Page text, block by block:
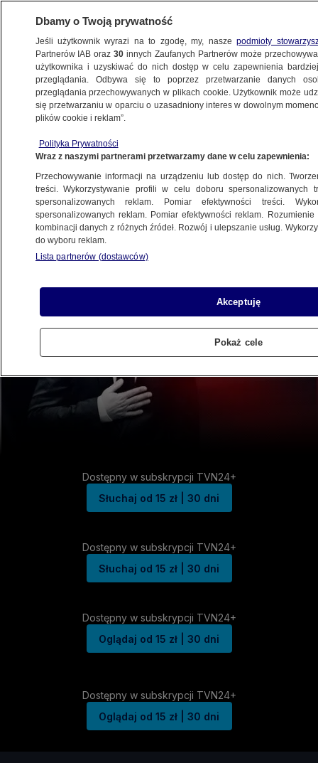
Dostępny w subskrypcji TVN24+
Słuchaj od 15 zł | 30 dni
Dostępny w subskrypcji TVN24+
Słuchaj od 15 zł | 30 dni
Dostępny w subskrypcji TVN24+
Oglądaj od 15 zł | 30 dni
Dostępny w subskrypcji TVN24+
Oglądaj od 15 zł | 30 dni
Dbamy o Twoją prywatność
Jeśli użytkownik wyrazi na to zgodę, my, naszepodmioty
Partnerów IAB oraz30 innych Zaufanych Partnerów może
użytkownika i uzyskiwać do nich dostęp w celu zapewnienia
przeglądania. Odbywa się to poprzez przetwarzanie danych
przeglądania przechowywanych w plikach cookie. Użytkownik może
się przetwarzaniu w oparciu o uzasadniony interes w dowolnym
plików cookie i reklam”.
Polityka Prywatności
Wraz z naszymi partnerami przetwarzamy dane w celu zapewnienia:
Przechowywanie informacji na urządzeniu lub dostęp do nich.
treści. Wykorzystywanie profili w celu doboru spersonalizowanych
spersonalizowanych reklam. Pomiar efektywności treści.
spersonalizowanych reklam. Pomiar efektywności reklam.
kombinacji danych z różnych źródeł. Rozwój i ulepszanie usług.
do wyboru reklam.
Lista partnerów (dostawców)
Akceptuję
Pokaż cele